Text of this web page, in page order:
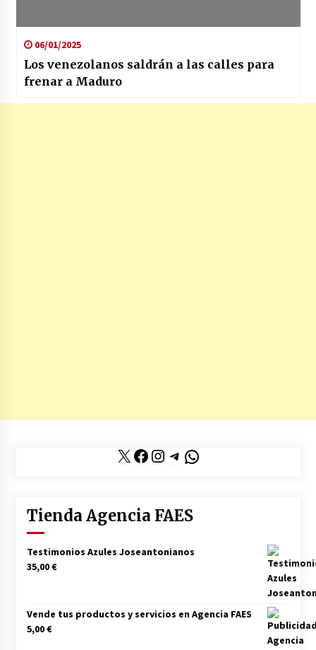
06/01/2025
Los venezolanos saldrán a las calles para
frenar a Maduro
X Facebook
Instagram
Telegram
WhatsApp
Tienda Agencia FAES
Testimonios Azules Joseantonianos
35,00€
Vende tus productos y servicios en Agencia FAES
5,00€